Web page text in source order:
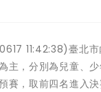
11:42:38)臺北市
主，分別為兒童、
賽，取前四名進入